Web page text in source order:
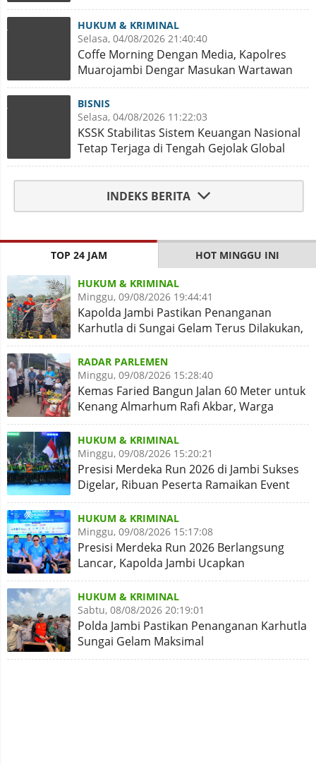
HUKUM & KRIMINAL
Selasa, 04/08/2026 21:40:40
Coffe Morning Dengan Media, Kapolres
Muarojambi Dengar Masukan Wartawan
BISNIS
Selasa, 04/08/2026 11:22:03
KSSK Stabilitas Sistem Keuangan Nasional
Tetap Terjaga di Tengah Gejolak Global
INDEKS BERITA
TOP 24 JAM HOT MINGGU INI
HUKUM & KRIMINAL
Minggu, 09/08/2026 19:44:41
Kapolda Jambi Pastikan Penanganan
Karhutla di Sungai Gelam Terus Dilakukan,
Sinergi Diperkuat
RADAR PARLEMEN
Minggu, 09/08/2026 15:28:40
Kemas Faried Bangun Jalan 60 Meter untuk
Kenang Almarhum Rafi Akbar, Warga
Simpang Rimbo Syukuran
HUKUM & KRIMINAL
Minggu, 09/08/2026 15:20:21
Presisi Merdeka Run 2026 di Jambi Sukses
Digelar, Ribuan Peserta Ramaikan Event
Nasional
HUKUM & KRIMINAL
Minggu, 09/08/2026 15:17:08
Presisi Merdeka Run 2026 Berlangsung
Lancar, Kapolda Jambi Ucapkan
Terimakasih dan Apresiasi
HUKUM & KRIMINAL
Sabtu, 08/08/2026 20:19:01
Polda Jambi Pastikan Penanganan Karhutla
Sungai Gelam Maksimal